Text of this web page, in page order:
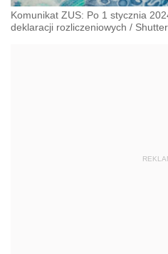
Komunikat ZUS: Po 1 stycznia
deklaracji rozliczeniowych /